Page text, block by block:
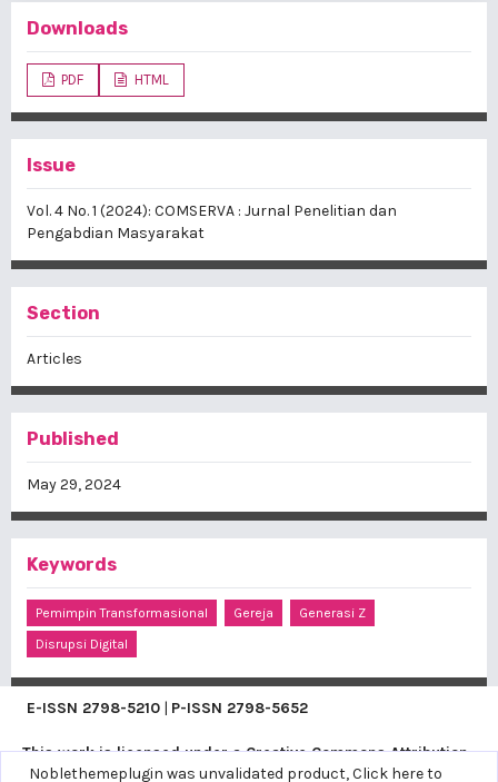
Downloads
PDF HTML
Issue
Vol. 4 No. 1 (2024): COMSERVA : Jurnal Penelitian dan
Pengabdian Masyarakat
Section
Articles
Published
May 29, 2024
Keywords
Pemimpin Transformasional Gereja
Generasi Z
Disrupsi Digital
E-ISSN 2798-5210 | P-ISSN 2798-5652
This work is licensed under aCreative Commons Attribution-
ShareAlike 4.0 International.
Noblethemeplugin was unvalidated product,Click here to